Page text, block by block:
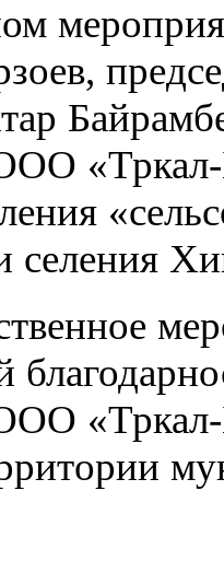
«Тркал-
селения
«Тркал-